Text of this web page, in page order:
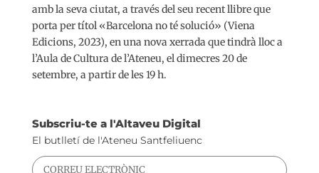
amb la seva ciutat, a través del seu recent llibre que
porta per títol «Barcelona no té solució» (Viena
Edicions, 2023), en una nova xerrada que tindrà lloc a
l’Aula de Cultura de l’Ateneu, el dimecres 20 de
setembre, a partir de les 19 h.
Subscriu-te a l'Altaveu Digital
El butlletí de l'Ateneu Santfeliuenc